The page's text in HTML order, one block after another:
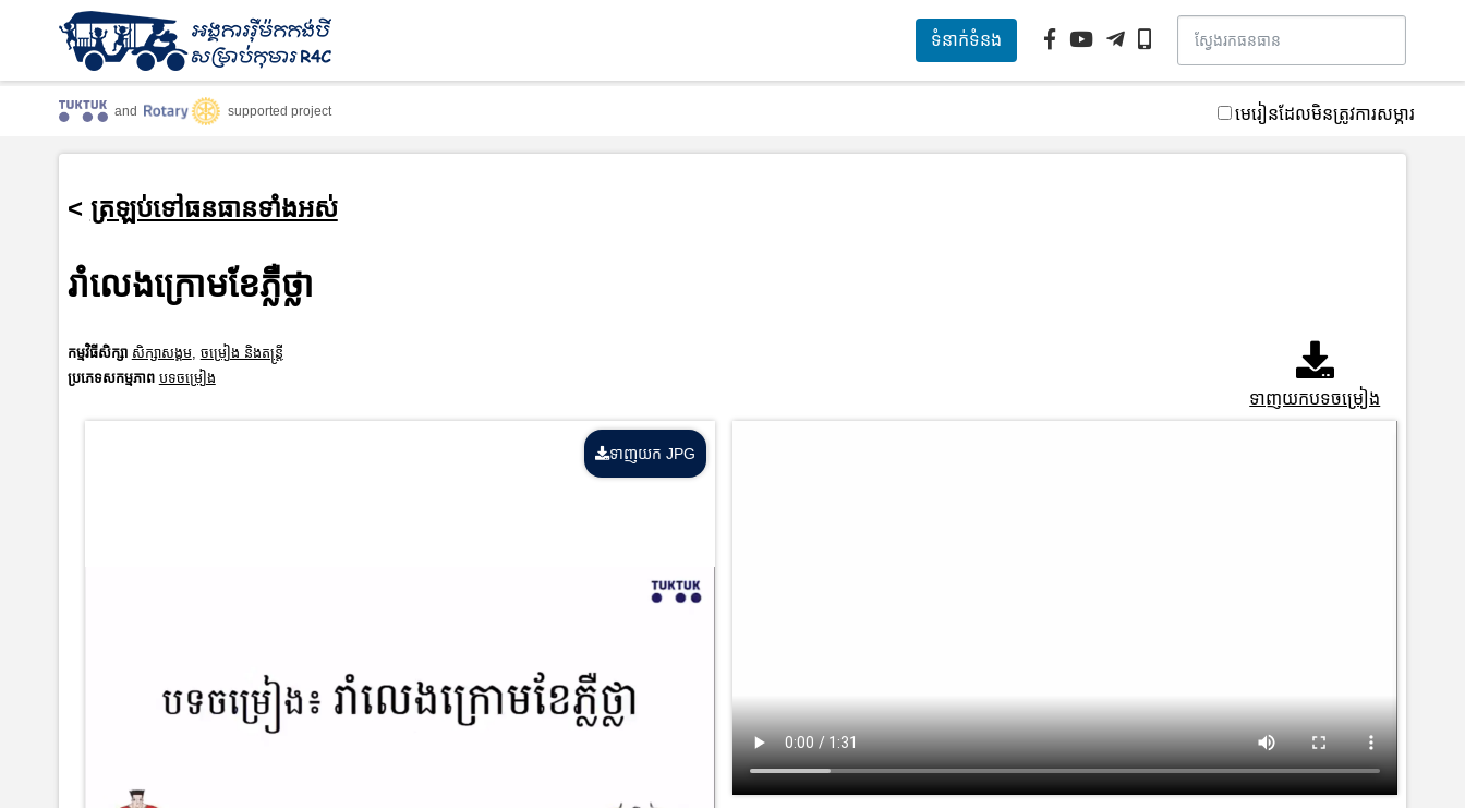
ទំនាក់ទំនង
and supported project មេរៀនដែលមិនត្រូវការសម្ភារ
< ត្រឡប់ទៅធនធានទាំងអស់
រាំលេងក្រោមខែភ្លឺថ្លា
ទាញយកបទចម្រៀង
កម្មវិធីសិក្សា សិក្សាសង្គម, ចម្រៀង និងតន្ត្រី
ប្រភេទសកម្មភាព បទចម្រៀង
ទាញយក JPG